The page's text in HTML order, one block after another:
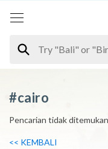
#cairo
Pencarian tidak
<< KEMBALI